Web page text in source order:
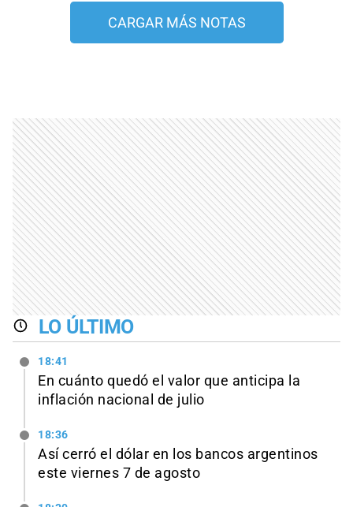
CARGAR MÁS NOTAS
LO ÚLTIMO
18:41
En cuánto quedó el valor que anticipa la
inflación nacional de julio
18:36
Así cerró el dólar en los bancos argentinos
este viernes 7 de agosto